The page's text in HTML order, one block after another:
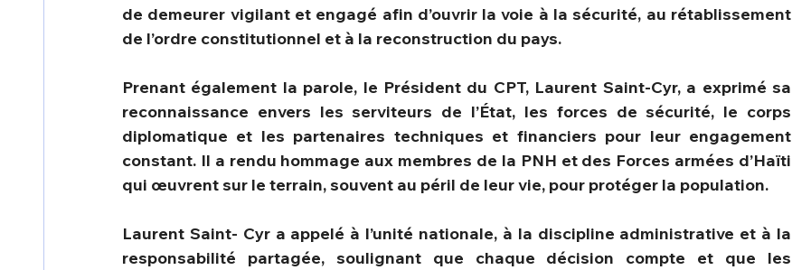
de demeurer vigilant et engagé afin d’ouvrir la voie à la sécurité, au rétablissement
de l’ordre constitutionnel et à la reconstruction du pays.
Prenant également la parole, le Président du CPT, Laurent Saint-Cyr, a exprimé sa
reconnaissance envers les serviteurs de l’État, les forces de sécurité, le corps
diplomatique et les partenaires techniques et financiers pour leur engagement
constant. Il a rendu hommage aux membres de la PNH et des Forces armées d’Haïti
qui œuvrent sur le terrain, souvent au péril de leur vie, pour protéger la population.
Laurent Saint- Cyr a appelé à l’unité nationale, à la discipline administrative et à la
responsabilité partagée, soulignant que chaque décision compte et que les